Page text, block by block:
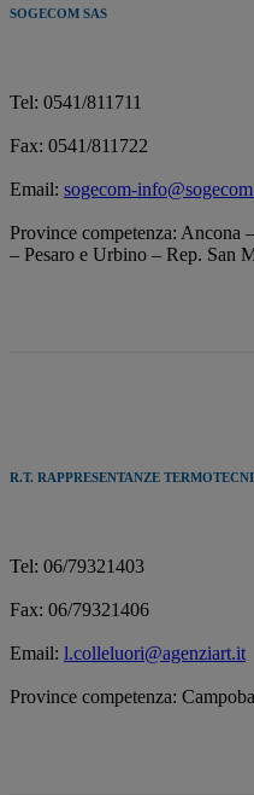
SOGECOM SAS
Tel: 0541/811711
Fax: 0541/811722
Email: sogecom-
Province competenza: Ancona
– Pesaro e Urbino – Rep. San
R.T. RAPPRESENTANZE
Tel: 06/79321403
Fax: 06/79321406
Email: l.colleluori@agenziart.it
Province competenza: